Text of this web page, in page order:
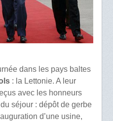
dans les pays baltes
: la Lettonie. A leur
avec les honneurs
séjour : dépôt de gerbe
d’une usine,